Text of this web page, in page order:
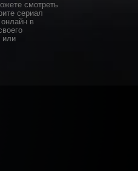
смотреть
сериал
в
или